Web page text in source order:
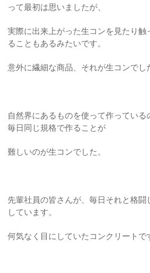
って最初は思いましたが、
実際に出来上がった生コンを見たり触
ることもあるみたいです。
意外に繊細な商品、それが生コンでし
自然界にあるものを使って作ってい
毎日同じ規格で作ることが
難しいのが生コンでした。
先輩社員の皆さんが、毎日それと格
しています。
何気なく目にしていたコンクリートで